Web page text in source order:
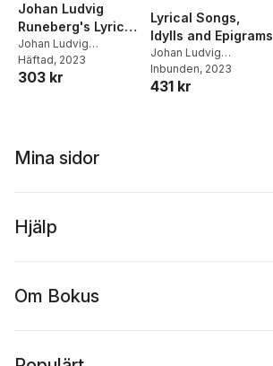
Johan Ludvig
Runeberg's Lyrical
Songs, Idylls and
Epigrams, Part
9786
Johan Ludvig
Runeberg,Eiríkr
Magnússon
Häftad, 2023
303 kr
Lyrical Songs,
Idylls and Epigrams
Johan Ludvig
Runeberg ,Eiríkr
Magnússon
Inbunden, 2023
431 kr
Mina sidor
Hjälp
Om Bokus